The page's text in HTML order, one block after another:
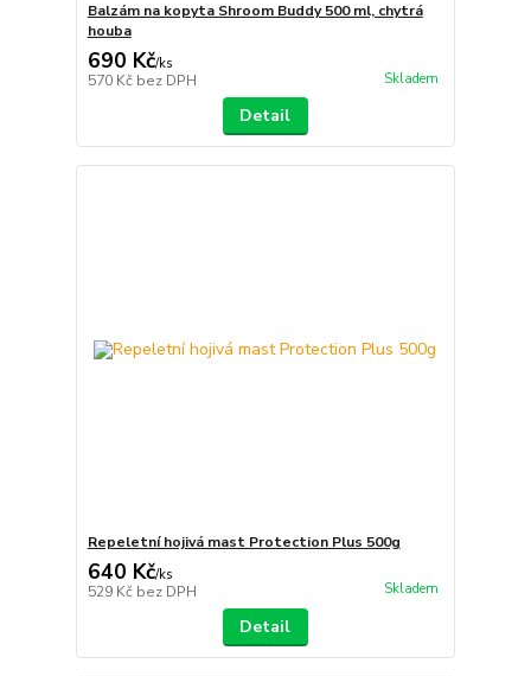
Balzám na kopyta Shroom Buddy 500 ml, chytrá
houba
690 Kč/ks
570 Kč bez DPH Skladem
Detail
Repeletní hojivá mast Protection Plus 500g
640 Kč/ks
529 Kč bez DPH Skladem
Detail